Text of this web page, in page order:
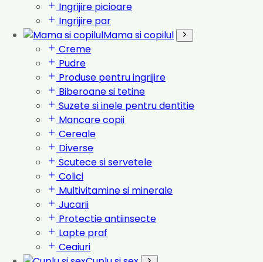
Ingrijire picioare
Ingrijire par
Mama si copilul
Creme
Pudre
Produse pentru ingrijire
Biberoane si tetine
Suzete si inele pentru dentitie
Mancare copii
Cereale
Diverse
Scutece si servetele
Colici
Multivitamine si minerale
Jucarii
Protectie antiinsecte
Lapte praf
Ceaiuri